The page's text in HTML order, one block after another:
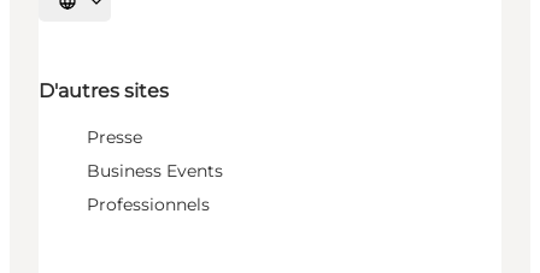
Choisissez la langue
D'autres sites
Presse
Business Events
Professionnels